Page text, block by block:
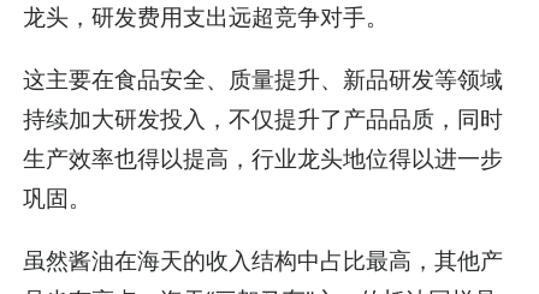
龙头，研发费用支出远超竞争对手。
这主要在食品安全、质量提升、新品研发等领域
持续加大研发投入，不仅提升了产品品质，同时
生产效率也得以提高，行业龙头地位得以进一步
巩固。
虽然酱油在海天的收入结构中占比最高，其他产